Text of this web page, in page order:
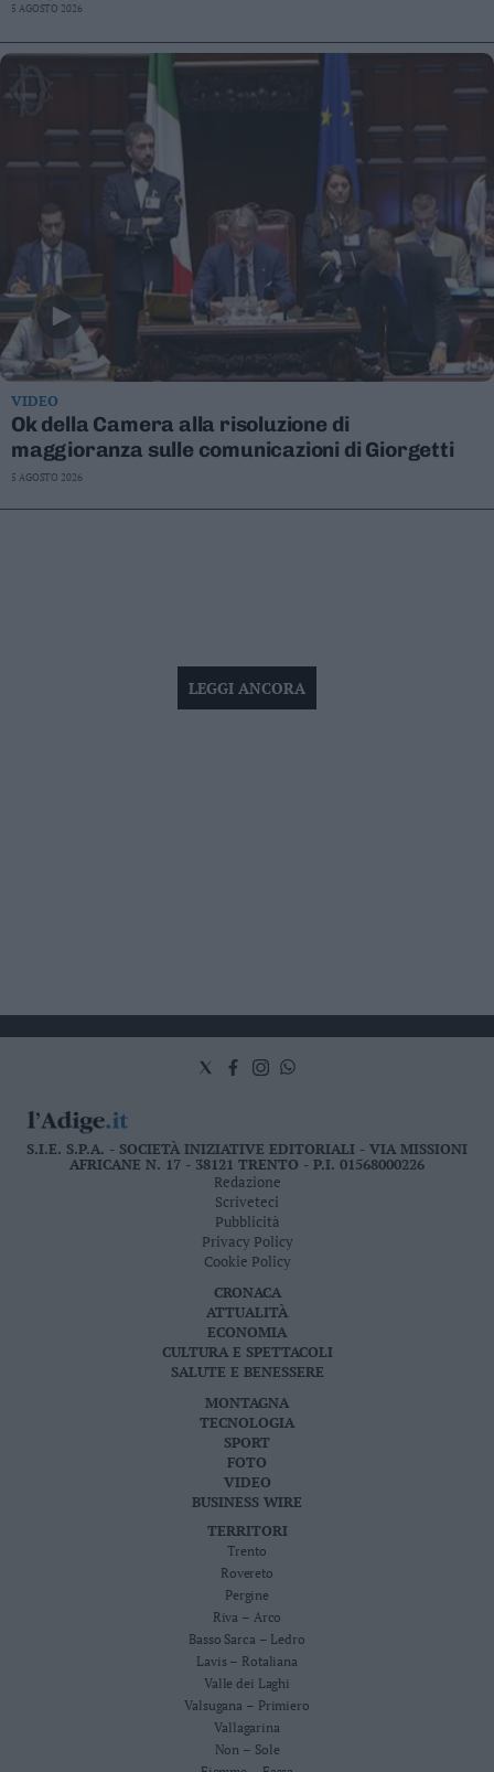
5 AGOSTO 2026
VIDEO
Ok della Camera alla risoluzione di
maggioranza sulle comunicazioni di Giorgetti
5 AGOSTO 2026
LEGGI ANCORA
S.I.E. S.P.A. - SOCIETÀ INIZIATIVE EDITORIALI - VIA MISSIONI
AFRICANE N. 17 - 38121 TRENTO - P.I. 01568000226
Redazione
Scriveteci
Pubblicità
Privacy Policy
Cookie Policy
CRONACA
ATTUALITÀ
ECONOMIA
CULTURA E SPETTACOLI
SALUTE E BENESSERE
MONTAGNA
TECNOLOGIA
SPORT
FOTO
VIDEO
BUSINESS WIRE
TERRITORI
Trento
Rovereto
Pergine
Riva – Arco
Basso Sarca – Ledro
Lavis – Rotaliana
Valle dei Laghi
Valsugana – Primiero
Vallagarina
Non – Sole